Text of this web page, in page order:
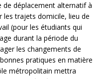
déplacement alternatif à
les trajets domicile, lieu de
(pour les étudiants qui
durant la période du
les changements de
pratiques en matière
métropolitain mettra